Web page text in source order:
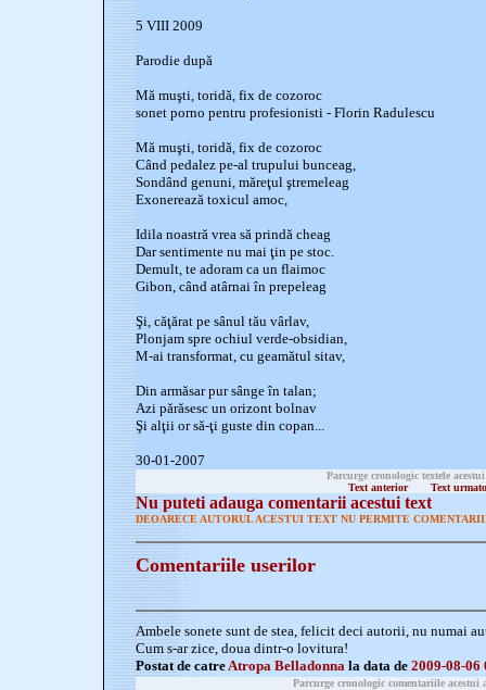
5 VIII 2009
Parodie după
Mă muşti, toridă, fix de cozoroc
sonet porno pentru profesionisti - Florin Radulescu
Mă muşti, toridă, fix de cozoroc
Când pedalez pe-al trupului bunceag,
Sondând genuni, măreţul ştremeleag
Exonerează toxicul amoc,
Idila noastră vrea să prindă cheag
Dar sentimente nu mai ţin pe stoc.
Demult, te adoram ca un flaimoc
Gibon, când atârnai în prepeleag
Şi, căţărat pe sânul tău vârlav,
Plonjam spre ochiul verde-obsidian,
M-ai transformat, cu geamătul sitav,
Din armăsar pur sânge în talan;
Azi părăsesc un orizont bolnav
Şi alţii or să-ţi guste din copan...
30-01-2007
Parcurge cronologic textele
Text anterior
Text
Nu puteti adauga comentarii acestui text
DEOARECE AUTORUL ACESTUI TEXT NU PERMITE
Comentariile userilor
Ambele sonete sunt de stea, felicit deci autorii, nu numai
Cum s-ar zice, doua dintr-o lovitura!
Postat de catreAtropa Belladonna la data de 2009-08-06
Parcurge cronologic comentariile acestui